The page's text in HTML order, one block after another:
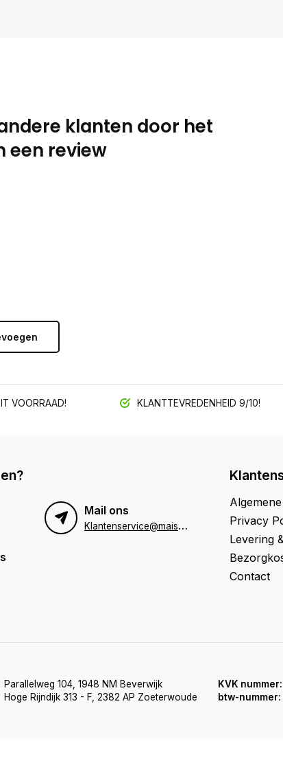
klanten door het
een review
VOORRAAD! KLANTTEVREDENHEID 9/10!
Mail ons
K
lantenservice@maison33.nl
Privacy
Levering
Contact
Parallelweg 104, 1948 NM Beverwijk
Hoge Rijndijk 313 - F, 2382 AP Zoeterwoude
KVK nummer:
btw-nummer: